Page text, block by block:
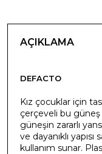
AÇIKLAMA
DEFACTO
Kız çocuklar için
çerçeveli bu güneş
güneşin zararlı
ve dayanıklı
kullanım sunar.